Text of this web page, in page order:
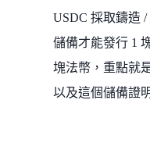
USDC 採取鑄造
儲備才能發行 1
塊法幣，重點就
以及這個儲備證